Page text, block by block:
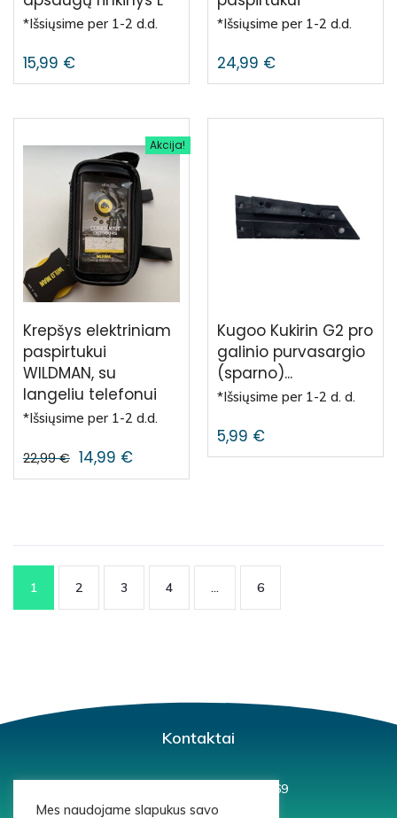
*Išsiųsime per 1-2 d.d.
15,99 €
*Išsiųsime per 1-2 d.d.
24,99 €
Akcija!
Krepšys elektriniam
paspirtukui
WILDMAN, su
langeliu telefonui
*Išsiųsime per 1-2 d.d.
22,99€ 14,99 €
Kugoo Kukirin G2 pro
galinio purvasargio
(sparno)...
*Išsiųsime per 1-2 d. d.
5,99 €
1 2 3 4 … 6
Kontaktai
+37060797583, +37064571169
Mes naudojame slapukus savo